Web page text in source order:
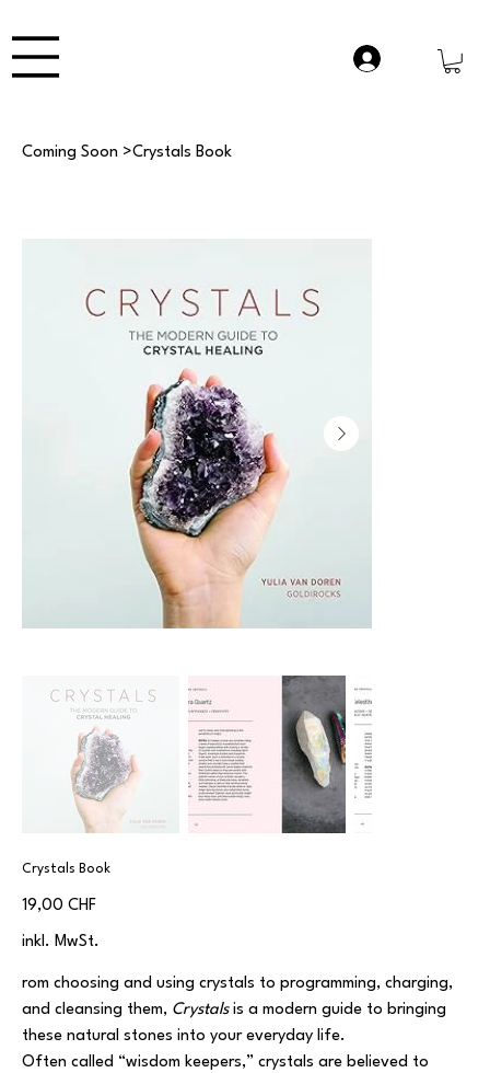
Coming Soon >Crystals Book
Crystals Book
Preis
19,00 CHF
inkl. MwSt.
rom choosing and using crystals to programming, charging,
and cleansing them, Crystalsis a modern guide to bringing
these natural stones into your everyday life.
Often called “wisdom keepers,” crystals are believed to